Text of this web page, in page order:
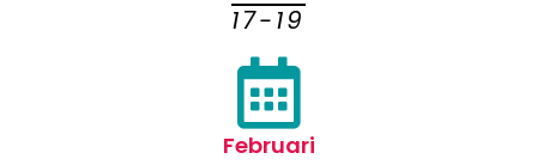
17-19
Februari